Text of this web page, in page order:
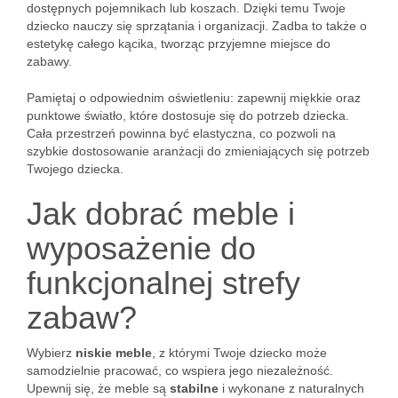
dostępnych pojemnikach lub koszach. Dzięki temu Twoje
dziecko nauczy się sprzątania i organizacji. Zadba to także o
estetykę całego kącika, tworząc przyjemne miejsce do
zabawy.
Pamiętaj o odpowiednim oświetleniu: zapewnij miękkie oraz
punktowe światło, które dostosuje się do potrzeb dziecka.
Cała przestrzeń powinna być elastyczna, co pozwoli na
szybkie dostosowanie aranżacji do zmieniających się potrzeb
Twojego dziecka.
Jak dobrać meble i
wyposażenie do
funkcjonalnej strefy
zabaw?
Wybierz niskie meble , z którymi Twoje dziecko może
samodzielnie pracować, co wspiera jego niezależność.
Upewnij się, że meble są stabilne i wykonane z naturalnych